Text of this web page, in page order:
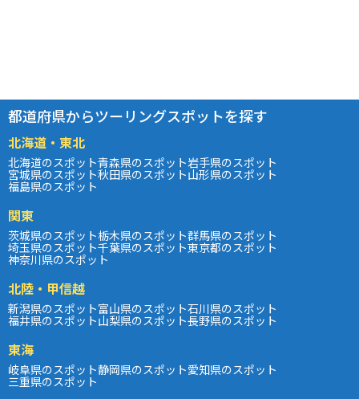
都道府県からツーリングスポットを探す
北海道・東北
北海道のスポット青森県のスポット岩手県のスポット
宮城県のスポット秋田県のスポット山形県のスポット
福島県のスポット
関東
茨城県のスポット栃木県のスポット群馬県のスポット
埼玉県のスポット千葉県のスポット東京都のスポット
神奈川県のスポット
北陸・甲信越
新潟県のスポット富山県のスポット石川県のスポット
福井県のスポット山梨県のスポット長野県のスポット
東海
岐阜県のスポット静岡県のスポット愛知県のスポット
三重県のスポット